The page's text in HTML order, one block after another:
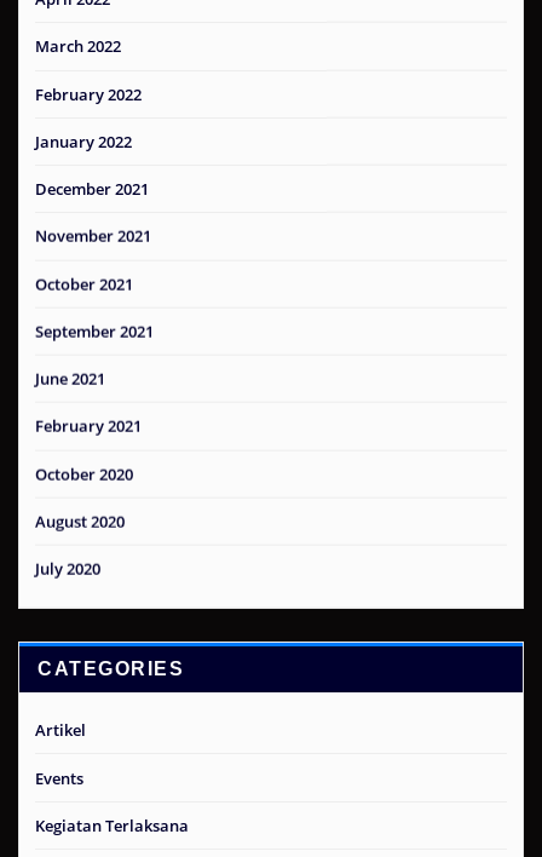
March 2022
February 2022
January 2022
December 2021
November 2021
October 2021
September 2021
June 2021
February 2021
October 2020
August 2020
July 2020
CATEGORIES
Artikel
Events
Kegiatan Terlaksana